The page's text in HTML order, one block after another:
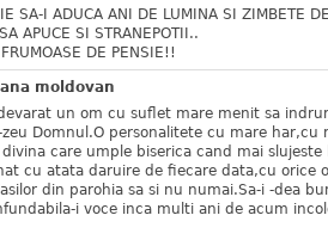
SA-I ADUCA ANI DE LUMINA SI ZIMBETE
APUCE SI STRANEPOTII..
DE PENSIE!!
moldovan
un om cu suflet mare menit sa
zeu Domnul.O personalitete cu mare
care umple biserica cand mai
cu atata daruire de fiecare data,cu orice
din parohia sa si nu numai.Sa-i -dea
i voce inca multi ani de acum